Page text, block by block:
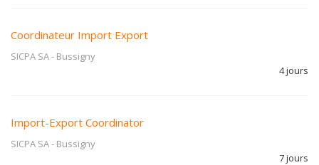
Coordinateur Import Export
SICPA SA- Bussigny
4 jours
Import-Export Coordinator
SICPA SA- Bussigny
7 jours